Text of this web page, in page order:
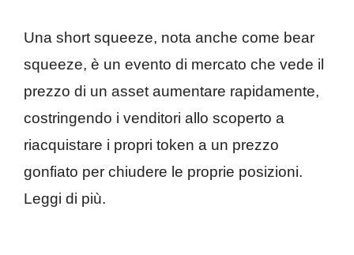
Una short squeeze, nota anche come bear
squeeze, è un evento di mercato che vede il
prezzo di un asset aumentare rapidamente,
costringendo i venditori allo scoperto a
riacquistare i propri token a un prezzo
gonfiato per chiudere le proprie posizioni.
Leggi di più.